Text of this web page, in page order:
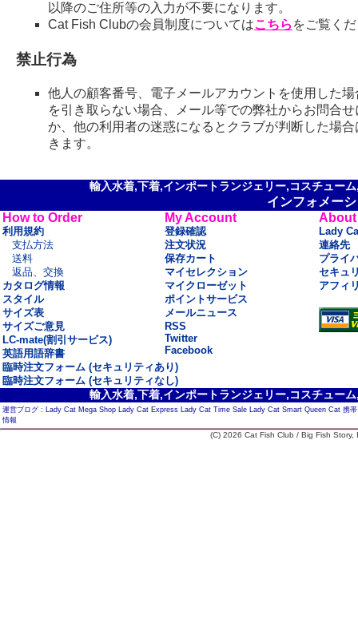
以降のご住所等の入力が不要になります。
Cat Fish Clubの会員制度についてはこちら をご覧く
禁止行為
他人の顧客番号、電子メールアカウントを使用した
を引き取らない場合、メール等での弊社からお問合
か、他の利用者の迷惑になるとクラブが判断した場
きます。
輸入水着,下着,インポートランジェリー,コスチュー
インフォメー
How to Order
利用規約
支払方法
送料
返品、交換
カタログ情報
スタイル
サイズ表
サイズご意見
LC-mate(割引サービス)
英語用語辞書
My Account
登録確認
注文状況
保存カート
マイセレクション
マイクローゼット
ポイントサービス
メールニュース
RSS
Twitter
Facebook
About
Lady
連絡先
プライ
セキュ
アフィ
臨時注文フォーム (セキュリティあり)
臨時注文フォーム (セキュリティなし)
輸入水着,下着,インポートランジェリー,コスチュー
運営ブログ : Lady Cat Mega Shop Lady Cat Express Lady Cat Time Sale Lady Cat Smart Queen Cat 携
情報
(C) 2026 Cat Fish Club / Big Fish Story,